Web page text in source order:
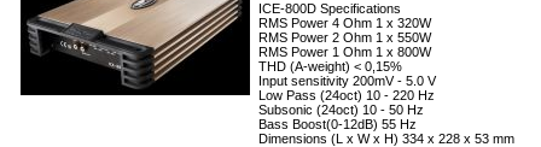
ICE-800D Specifications
RMS Power 4 Ohm 1 x 320W
RMS Power 2 Ohm 1 x 550W
RMS Power 1 Ohm 1 x 800W
THD (A-weight) < 0,15%
Input sensitivity 200mV - 5.0 V
Low Pass (24oct) 10 - 220 Hz
Subsonic (24oct) 10 - 50 Hz
Bass Boost(0-12dB) 55 Hz
Dimensions (L x W x H) 334 x 228 x 53 mm